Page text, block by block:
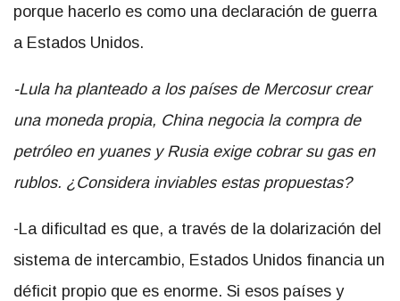
porque hacerlo es como una declaración de guerra
a Estados Unidos.
-Lula ha planteado a los países de Mercosur crear
una moneda propia, China negocia la compra de
petróleo en yuanes y Rusia exige cobrar su gas en
rublos. ¿Considera inviables estas propuestas?
-La dificultad es que, a través de la dolarización del
sistema de intercambio, Estados Unidos financia un
déficit propio que es enorme. Si esos países y